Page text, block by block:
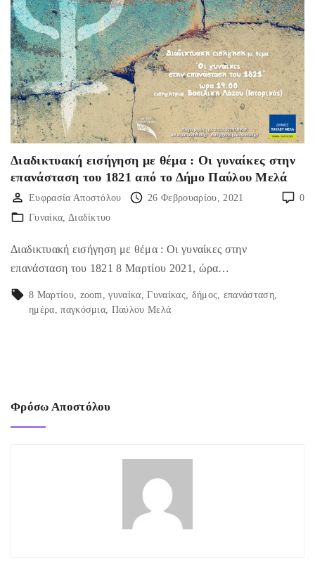
Διαδικτυακή εισήγηση με θέμα : Οι γυναίκες στην
επανάσταση του 1821 από το Δήμο Παύλου Μελά
0
Ευφρασία Αποστόλου
26 Φεβρουαρίου, 2021
Γυναίκα Διαδίκτυο
Διαδικτυακή εισήγηση με θέμα : Οι γυναίκες στην
επανάσταση του 1821 8 Μαρτίου 2021, ώρα…
8 Μαρτίου zoom γυναίκα Γυναίκας δήμος
επανάσταση
ημέρα
παγκόσμια Παύλου Μελά
Φρόσω Αποστόλου